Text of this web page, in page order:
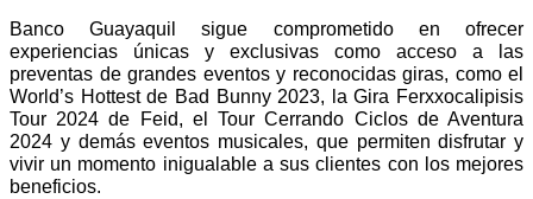
Banco Guayaquil sigue comprometido en ofrecer
experiencias únicas y exclusivas como acceso a las
preventas de grandes eventos y reconocidas giras, como el
World’s Hottest de Bad Bunny 2023, la Gira Ferxxocalipisis
Tour 2024 de Feid, el Tour Cerrando Ciclos de Aventura
2024 y demás eventos musicales, que permiten disfrutar y
vivir un momento inigualable a sus clientes con los mejores
beneficios.